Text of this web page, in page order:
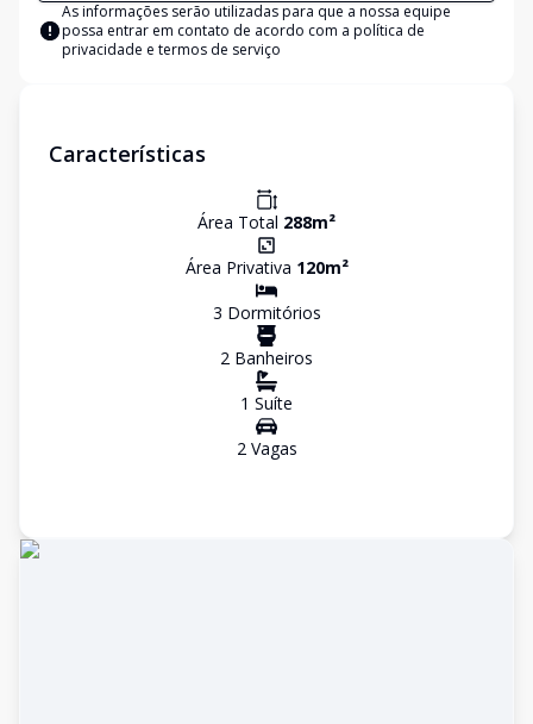
As informações serão utilizadas para que a nossa equipe
possa entrar em contato de acordo com a política de
privacidade e termos de serviço
Características
Área Total 288m²
Área Privativa 120m²
3 Dormitórios
2 Banheiros
1 Suíte
2Vagas